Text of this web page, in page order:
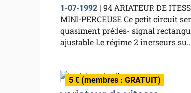
1-07-1992| 94 ARIATEUR DE
MINI-PERCEUSE Ce petit circuit
quasiment prédes- signal
ajustable Le régime 2 inerseurs
5 € (membres : GRATUIT)